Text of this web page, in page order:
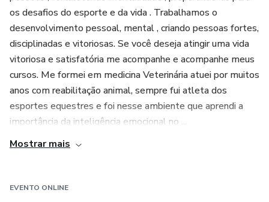
os desafios do esporte e da vida . Trabalhamos o
desenvolvimento pessoal, mental , criando pessoas fortes,
disciplinadas e vitoriosas. Se você deseja atingir uma vida
vitoriosa e satisfatória me acompanhe e acompanhe meus
cursos. Me formei em medicina Veterinária atuei por muitos
anos com reabilitação animal, sempre fui atleta dos
esportes equestres e foi nesse ambiente que aprendi a
importância da inteligência emocional no ...
Mostrar mais
EVENTO ONLINE